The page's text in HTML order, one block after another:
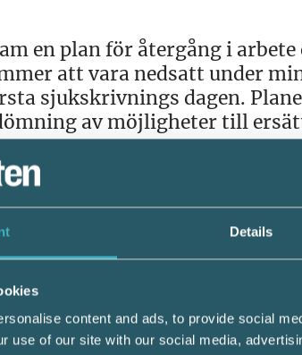
Details
content and ads, to provide social
use of our site with our social media,
en plan för återgång i
att vara nedsatt under
sjukskrivnings dagen.
av möjligheter till
att ansöka om bidrag
Exempelvis kan man
för undvikande av